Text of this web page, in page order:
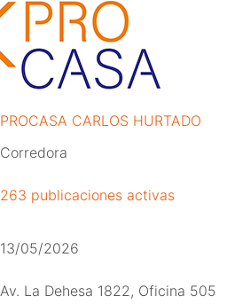
PROCASA CARLOS HURTADO
Corredora
263 publicaciones activas
13/05/2026
Av. La Dehesa 1822, Oficina 505